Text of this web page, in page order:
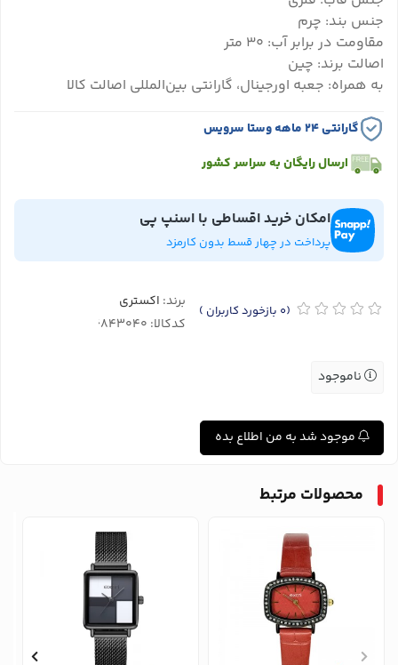
جنس بند: چرم
مقاومت در برابر آب: 30 متر
اصالت برند: چین
به همراه: جعبه اورجینال، گارانتی بین‌المللی اصالت کالا
گارانتی ۲۴ ماهه وستا سرویس
ارسال رایگان به سراسر کشور
امکان خرید اقساطی با اسنپ پی
پرداخت در چهار قسط بدون کارمزد
(0 بازخورد کاربران ) برند: اکستری
کدکالا:
ناموجود
موجود شد به من اطلاع بده
محصولات مرتبط